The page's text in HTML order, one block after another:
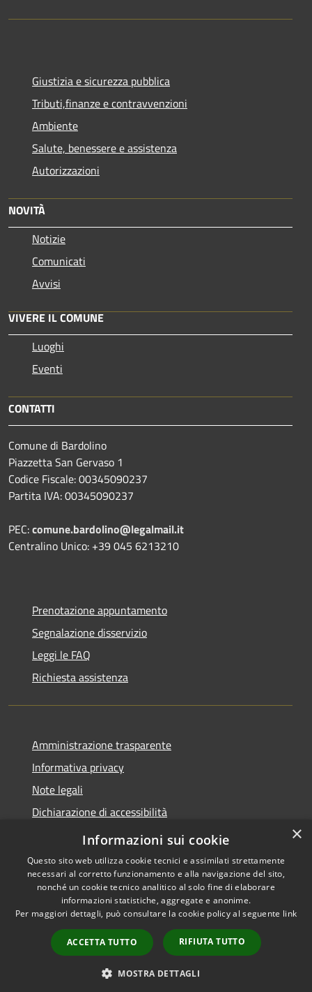
Giustizia e sicurezza pubblica
Tributi,finanze e contravvenzioni
Ambiente
Salute, benessere e assistenza
Autorizzazioni
NOVITÀ
Notizie
Comunicati
Avvisi
VIVERE IL COMUNE
Luoghi
Eventi
CONTATTI
Comune di Bardolino
Piazzetta San Gervaso 1
Codice Fiscale: 00345090237
Partita IVA: 00345090237
PEC:comune.bardolino@legalmail.it
Centralino Unico: +39 045 6213210
Prenotazione appuntamento
Segnalazione disservizio
Leggi le FAQ
Richiesta assistenza
Amministrazione trasparente
Informativa privacy
Note legali
Dichiarazione di accessibilità
Link app municipium
Accessibilità
Copyright © 2026 • Comune di
Bardolino • Powered by
Municipium•
Accesso
redazione
×
Informazioni sui cookie
Questo sito web utilizza cookie tecnici e assimilati strettamente
necessari al corretto funzionamento e alla navigazione del sito,
nonché un cookie tecnico analitico al solo fine di elaborare
informazioni statistiche, aggregate e anonime.
Per maggiori dettagli, può consultare la cookie policy al seguente link
ACCETTA TUTTO RIFIUTA TUTTO
MOSTRA DETTAGLI